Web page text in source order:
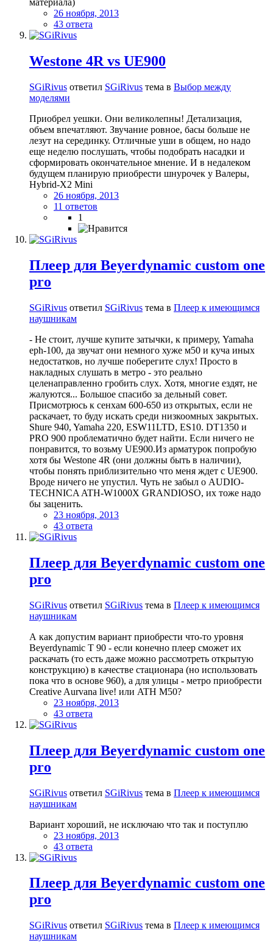
материала)
26 ноября, 2013
43 ответа
Westone 4R vs UE900
SGiRivus ответил SGiRivus тема в Выбор между
моделями
Приобрел уешки. Они великолепны! Детализация,
объем впечатляют. Звучание ровное, басы больше не
лезут на серединку. Отличные уши в общем, но надо
еще неделю послушать, чтобы подобрать насадки и
сформировать окончательное мнение. И в недалеком
будущем планирую приобрести шнурочек у Валеры,
Hybrid-X2 Mini
26 ноября, 2013
11 ответов
1
Плеер для Beyerdynamic custom one
pro
SGiRivus ответил SGiRivus тема в Плеер к имеющимся
наушникам
- Не стоит, лучше купите затычки, к примеру, Yamaha
eph-100, да звучат они немного хуже м50 и куча иных
недостатков, но лучше поберегите слух! Просто в
накладных слушать в метро - это реально
целенаправленно гробить слух. Хотя, многие ездят, не
жалуются... Большое спасибо за дельный совет.
Присмотрюсь к сенхам 600-650 из открытых, если не
раскачает, то буду искать среди низкоомных закрытых.
Shure 940, Yamaha 220, ESW11LTD, ES10. DT1350 и
PRO 900 проблематично будет найти. Если ничего не
понравится, то возьму UE900.Из арматурок попробую
хотя бы Westone 4R (они должны быть в наличии),
чтобы понять приблизительно что меня ждет с UE900.
Вроде ничего не упустил. Чуть не забыл о AUDIO-
TECHNICA ATH-W1000X GRANDIOSO, их тоже надо
бы заценить.
23 ноября, 2013
43 ответа
Плеер для Beyerdynamic custom one
pro
SGiRivus ответил SGiRivus тема в Плеер к имеющимся
наушникам
А как допустим вариант приобрести что-то уровня
Beyerdynamic T 90 - если конечно плеер сможет их
раскачать (то есть даже можно рассмотреть открытую
конструкцию) в качестве стационара (но использовать
пока что в основе 960), а для улицы - метро приобрести
Creative Aurvana live! или ATH M50?
23 ноября, 2013
43 ответа
Плеер для Beyerdynamic custom one
pro
SGiRivus ответил SGiRivus тема в Плеер к имеющимся
наушникам
Вариант хороший, не исключаю что так и поступлю
23 ноября, 2013
43 ответа
Плеер для Beyerdynamic custom one
pro
SGiRivus ответил SGiRivus тема в Плеер к имеющимся
наушникам